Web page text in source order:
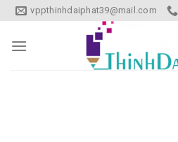
Skip
to
content
vppthinhdaiphat39@mail.com